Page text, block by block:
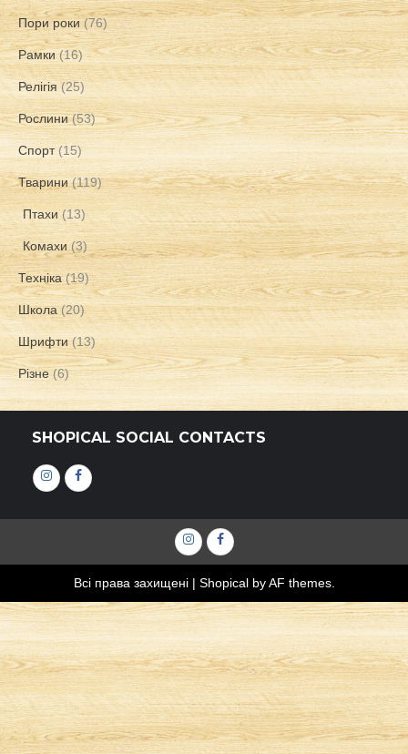
Пори роки (76)
Рамки (16)
Релігія (25)
Рослини (53)
Спорт (15)
Тварини (119)
Птахи (13)
Комахи (3)
Техніка (19)
Школа (20)
Шрифти (13)
Різне (6)
SHOPICAL SOCIAL CONTACTS
ІнстаграмФейсбук
ІнстаграмФейсбук
Всі права захищені | Shopicalby AF themes.